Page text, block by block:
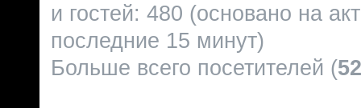
и гостей: 480 (основано на
последние 15 минут)
Больше всего посетителей (